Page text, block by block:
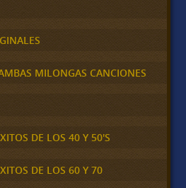
MILONGAS CANCIONES
DE LOS 40 Y 50'S
DE LOS 60 Y 70